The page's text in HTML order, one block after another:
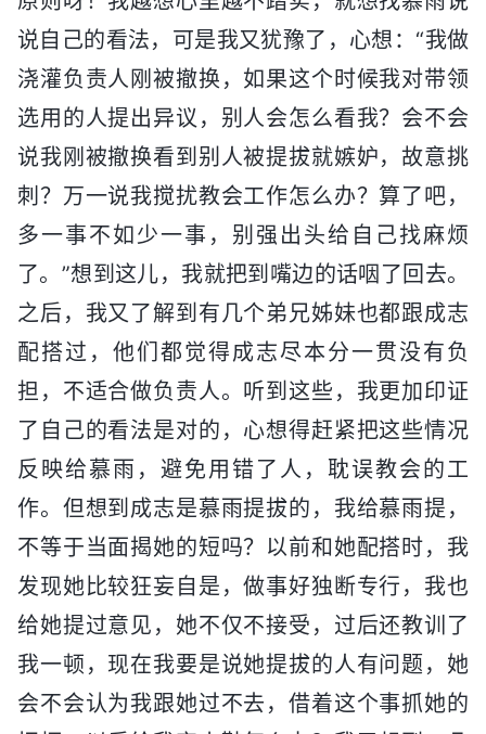
说自己的看法，可是我又犹豫了，心想：“我做
浇灌负责人刚被撤换，如果这个时候我对带领
选用的人提出异议，别人会怎么看我？会不会
说我刚被撤换看到别人被提拔就嫉妒，故意挑
刺？万一说我搅扰教会工作怎么办？算了吧，
多一事不如少一事，别强出头给自己找麻烦
了。”想到这儿，我就把到嘴边的话咽了回去。
之后，我又了解到有几个弟兄姊妹也都跟成志
配搭过，他们都觉得成志尽本分一贯没有负
担，不适合做负责人。听到这些，我更加印证
了自己的看法是对的，心想得赶紧把这些情况
反映给慕雨，避免用错了人，耽误教会的工
作。但想到成志是慕雨提拔的，我给慕雨提，
不等于当面揭她的短吗？以前和她配搭时，我
发现她比较狂妄自是，做事好独断专行，我也
给她提过意见，她不仅不接受，过后还教训了
我一顿，现在我要是说她提拔的人有问题，她
会不会认为我跟她过不去，借着这个事抓她的